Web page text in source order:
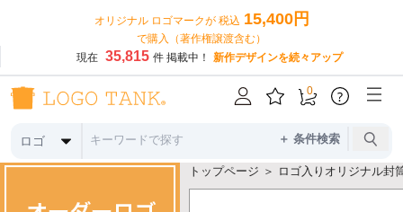
オリジナル ロゴマークが 税込 15,400円
で購入（著作権譲渡含む）
現在
35,815 件 掲載中！ 新作デザインを続々アップ
ロゴ ＋ 条件検索
0 ?
トップページ ＞ ロゴ入りオリジナル封